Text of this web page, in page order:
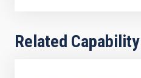
Related Capability